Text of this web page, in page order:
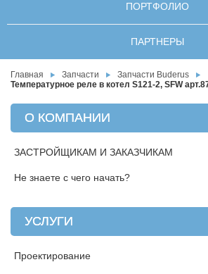
ПОРТФОЛИО
ПАРТНЕРЫ
Главная Запчасти
Запчасти Buderus
Температурное реле в котел S121-2, SFW
О КОМПАНИИ
ЗАСТРОЙЩИКАМ И ЗАКАЗЧИКАМ
Не знаете с чего начать?
УСЛУГИ
Проектирование